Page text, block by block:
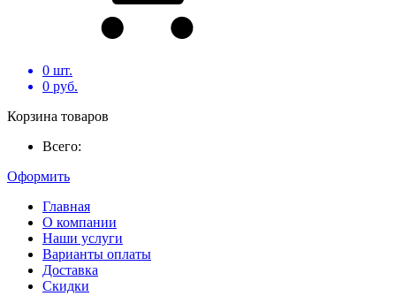
0 шт.
0 руб.
Корзина товаров
Всего:
Оформить
Главная
О компании
Наши услуги
Варианты оплаты
Доставка
Скидки